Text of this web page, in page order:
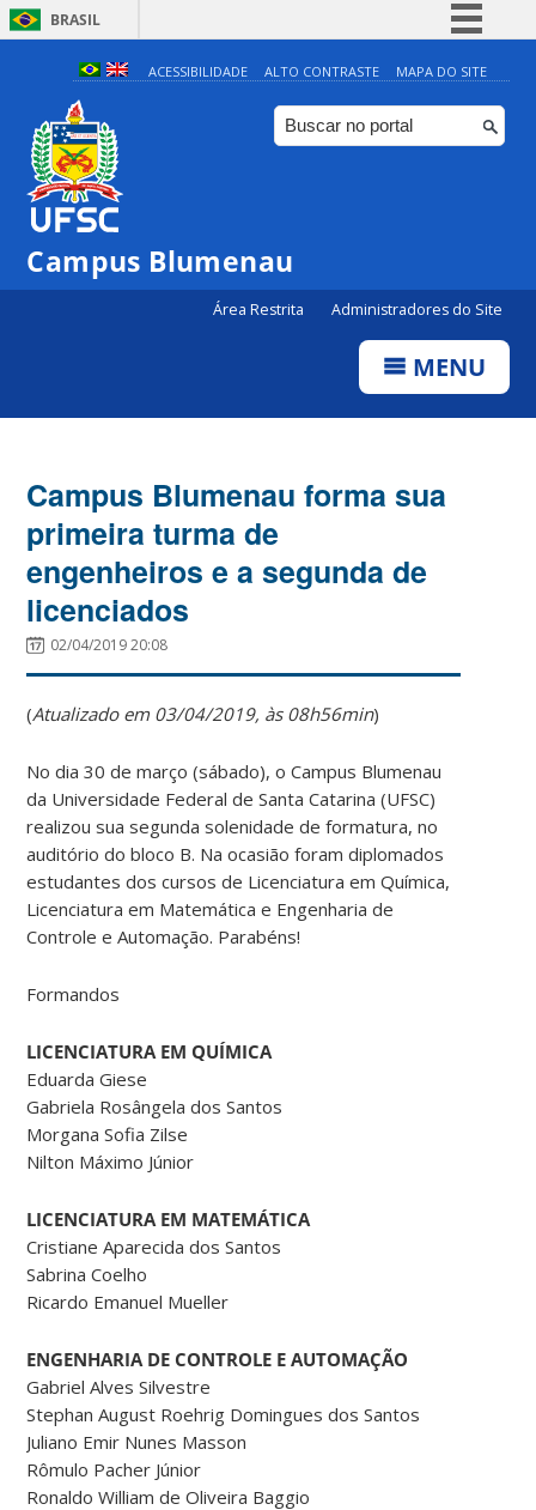
BRASIL
Simplifique!
Comunica BR
Participe
ACESSIBILIDADE ALTO CONTRASTE MAPA DO SITE
Campus Blumenau
Área Restrita Administradores do Site
MENU
Campus Blumenau forma sua
primeira turma de
engenheiros e a segunda de
licenciados
02/04/2019 20:08
(Atualizado em 03/04/2019, às 08h56min)
No dia 30 de março (sábado), o Campus Blumenau
da Universidade Federal de Santa Catarina (UFSC)
realizou sua segunda solenidade de formatura, no
auditório do bloco B. Na ocasião foram diplomados
estudantes dos cursos de Licenciatura em Química,
Licenciatura em Matemática e Engenharia de
Controle e Automação. Parabéns!
Formandos
LICENCIATURA EM QUÍMICA
Eduarda Giese
Gabriela Rosângela dos Santos
Morgana Sofia Zilse
Nilton Máximo Júnior
LICENCIATURA EM MATEMÁTICA
Cristiane Aparecida dos Santos
Sabrina Coelho
Ricardo Emanuel Mueller
ENGENHARIA DE CONTROLE E AUTOMAÇÃO
Gabriel Alves Silvestre
Stephan August Roehrig Domingues dos Santos
Juliano Emir Nunes Masson
Rômulo Pacher Júnior
Ronaldo William de Oliveira Baggio